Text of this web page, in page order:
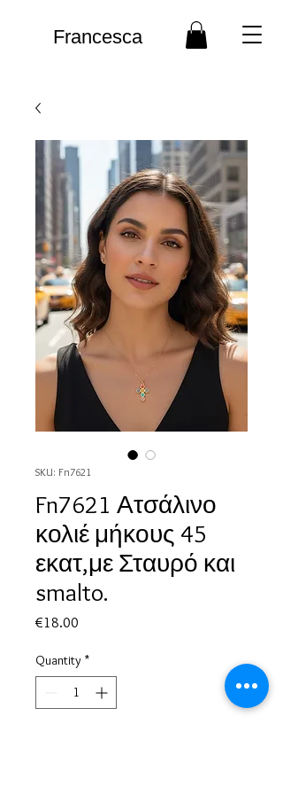
Francesca
SKU: Fn7621
Fn7621 Ατσάλινο
κολιέ μήκους 45
εκατ,με Σταυρό και
smalto.
€18.00
Quantity *